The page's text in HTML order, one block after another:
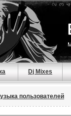
Dj Mixes
пользователей